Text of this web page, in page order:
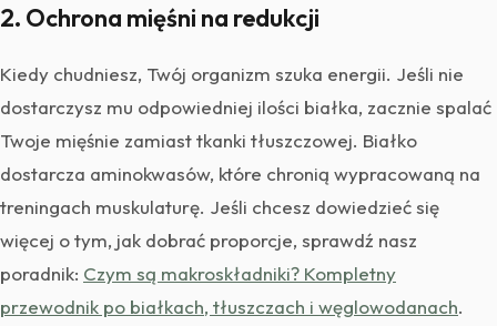
2. Ochrona mięśni na redukcji
Kiedy chudniesz, Twój organizm szuka energii. Jeśli nie
dostarczysz mu odpowiedniej ilości białka, zacznie spalać
Twoje mięśnie zamiast tkanki tłuszczowej. Białko
dostarcza aminokwasów, które chronią wypracowaną na
treningach muskulaturę. Jeśli chcesz dowiedzieć się
więcej o tym, jak dobrać proporcje, sprawdź nasz
poradnik: Czym są makroskładniki? Kompletny
przewodnik po białkach, tłuszczach i węglowodanach.